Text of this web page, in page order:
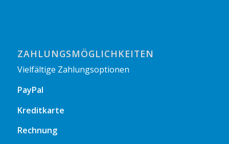
ZAHLUNGSMÖGLICHKEITEN
Vielfältige Zahlungsoptionen
PayPal
Kreditkarte
Rechnung